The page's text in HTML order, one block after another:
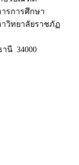
รการศึกษา
วิทยาลัยราชภัฏ
นี 34000